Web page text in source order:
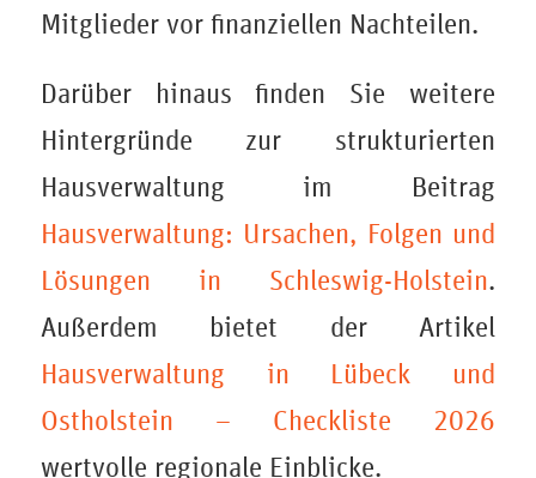
Mitglieder vor finanziellen Nachteilen.
Darüber hinaus finden Sie weitere
Hintergründe zur strukturierten
Hausverwaltung im Beitrag
Hausverwaltung: Ursachen, Folgen und
Lösungen in Schleswig-Holstein.
Außerdem bietet der Artikel
Hausverwaltung in Lübeck und
Ostholstein – Checkliste 2026
wertvolle regionale Einblicke.